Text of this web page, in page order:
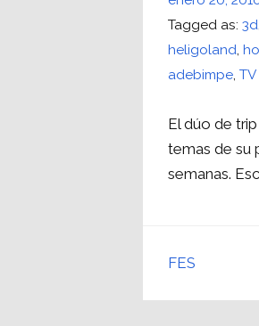
Tagged as:3d
heligoland,
adebimpe,
El dúo de
temas de su
semanas.
FES